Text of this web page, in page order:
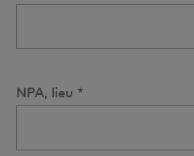
NPA, lieu *